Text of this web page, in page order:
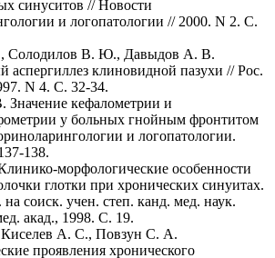
синуситов // Новости
и логопатологии // 2000. N 2. C.
Солодилов В. Ю., Давыдов А. В.
аспергиллез клиновидной пазухи // Рос.
N 4. C. 32-34.
Значение кефалометрии и
у больных гнойным фронтитом
и логопатологии.
138.
морфологические особенности
глотки при хронических синуитах.
соиск. учен. степ. канд. мед. наук.
акад., 1998. C. 19.
А. С., Повзун С. А.
проявления хронического